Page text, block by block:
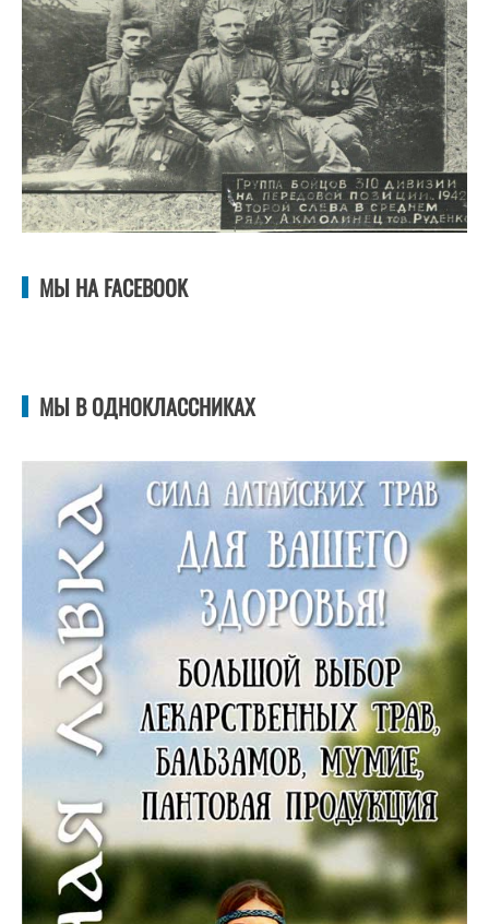
МЫ НА FACEBOOK
МЫ В ОДНОКЛАССНИКАХ